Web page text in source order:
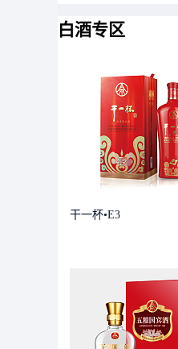
白酒专区
干一杯•E3